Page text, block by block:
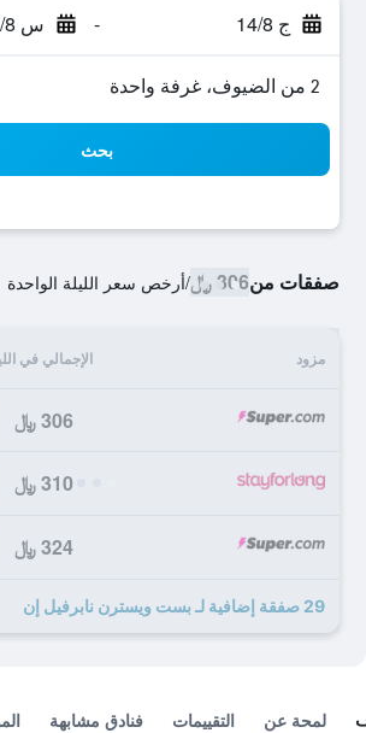
ج 14/8 - س 15/8
2 من الضيوف، غرفة واحدة
بحث
صفقات من306 ﷼ /أرخص سعر الليلة الواحدة
مزود الإجمالي في
306 ﷼
310 ﷼
324 ﷼
29 صفقة إضافية لـ بست ويسترن نابرفيل إن
لمحة عن التقييمات فنادق مشابهة